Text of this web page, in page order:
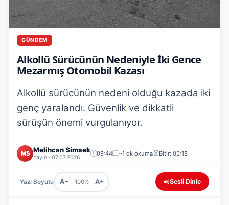
GÜNDEM
Alkollü Sürücünün Nedeniyle İki Gence
Mezarmış Otomobil Kazası
Alkollü sürücünün nedeni olduğu kazada iki
genç yaralandı. Güvenlik ve dikkatli
sürüşün önemi vurgulanıyor.
MS Melihcan Simsek
Yayın · 07.07.2026
09:44 ~1 dk okuma Bitir: 05:18
Yazı Boyutu A− 100% A+ Sesli Dinle